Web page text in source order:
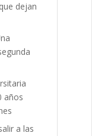
dejan
años
a las